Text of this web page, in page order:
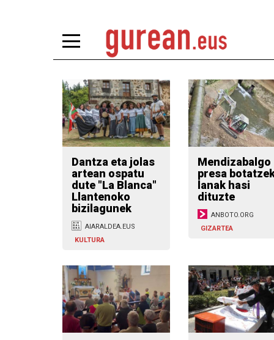
Dantza eta jolas
artean ospatu
dute "La Blanca"
Llantenoko
bizilagunek
AIARALDEA.EUS
KULTURA
Mendizabalgo
presa
lanak hasi
dituzte
ANBOTO.ORG
GIZARTEA